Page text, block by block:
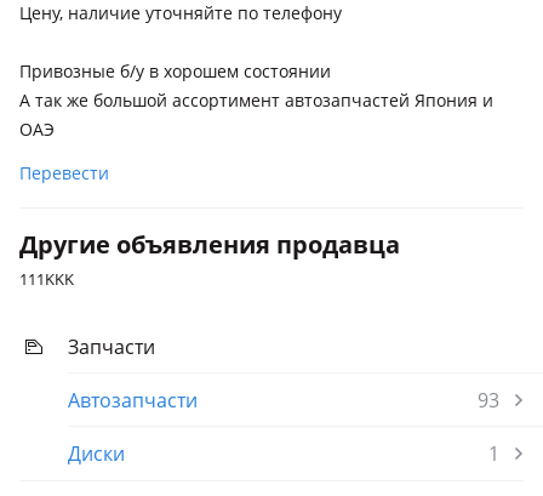
Цену, наличие уточняйте по телефону
Привозные б/у в хорошем состоянии
А так же большой ассортимент автозапчастей Япония и
ОАЭ
Перевести
Другие объявления продавца
111KKK
Запчасти
Автозапчасти
93
Диски
1